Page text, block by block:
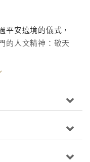
平安遶境的儀式，
的人文精神：敬天